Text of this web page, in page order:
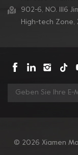
902-6, NO. 1116
High-tech Zone,
© 2026 Xiamen